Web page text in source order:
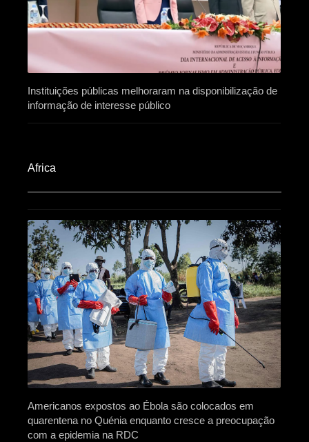
Instituições públicas melhoraram na disponibilização de
informação de interesse público
Africa​
Americanos expostos ao Ébola são colocados em
quarentena no Quénia enquanto cresce a preocupação
com a epidemia na RDC